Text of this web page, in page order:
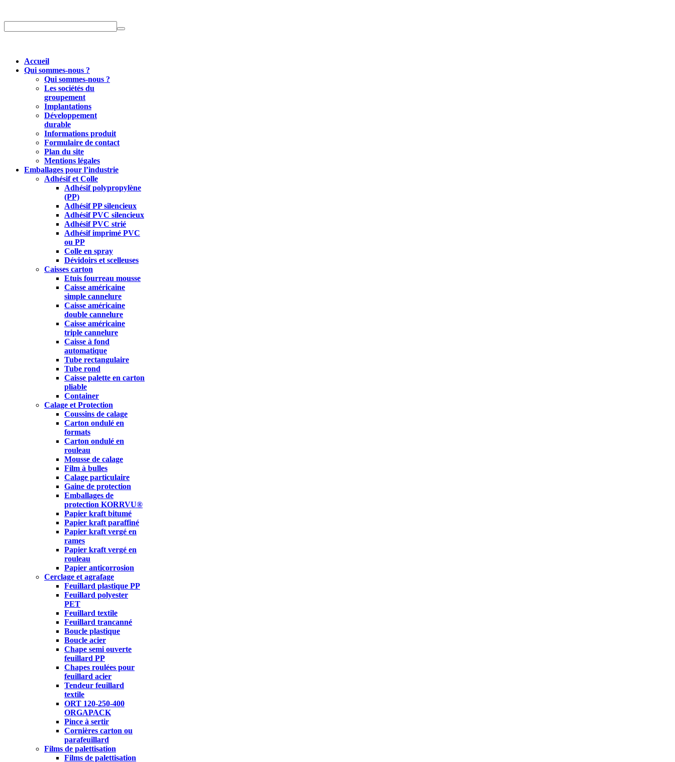
Accueil
Qui sommes-nous ?
Qui sommes-nous ?
Les sociétés du
groupement
Implantations
Développement
durable
Informations produit
Formulaire de contact
Plan du site
Mentions légales
Emballages pour l’industrie
Adhésif et Colle
Adhésif polypropylène
(PP)
Adhésif PP silencieux
Adhésif PVC silencieux
Adhésif PVC strié
Adhésif imprimé PVC
ou PP
Colle en spray
Dévidoirs et scelleuses
Caisses carton
Etuis fourreau mousse
Caisse américaine
simple cannelure
Caisse américaine
double cannelure
Caisse américaine
triple cannelure
Caisse à fond
automatique
Tube rectangulaire
Tube rond
Caisse palette en carton
pliable
Container
Calage et Protection
Coussins de calage
Carton ondulé en
formats
Carton ondulé en
rouleau
Mousse de calage
Film à bulles
Calage particulaire
Gaine de protection
Emballages de
protection KORRVU®
Papier kraft bitumé
Papier kraft paraffiné
Papier kraft vergé en
rames
Papier kraft vergé en
rouleau
Papier anticorrosion
Cerclage et agrafage
Feuillard plastique PP
Feuillard polyester
PET
Feuillard textile
Feuillard trancanné
Boucle plastique
Boucle acier
Chape semi ouverte
feuillard PP
Chapes roulées pour
feuillard acier
Tendeur feuillard
textile
ORT 120-250-400
ORGAPACK
Pince à sertir
Cornières carton ou
parafeuillard
Films de palettisation
Films de palettisation